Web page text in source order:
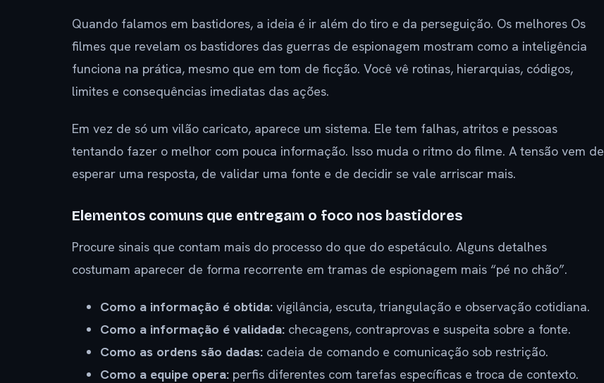
Quando falamos em bastidores, a ideia é ir além do tiro e da perseguição. Os melhores Os
filmes que revelam os bastidores das guerras de espionagem mostram como a inteligência
funciona na prática, mesmo que em tom de ficção. Você vê rotinas, hierarquias, códigos,
limites e consequências imediatas das ações.
Em vez de só um vilão caricato, aparece um sistema. Ele tem falhas, atritos e pessoas
tentando fazer o melhor com pouca informação. Isso muda o ritmo do filme. A tensão vem de
esperar uma resposta, de validar uma fonte e de decidir se vale arriscar mais.
Elementos comuns que entregam o foco nos bastidores
Procure sinais que contam mais do processo do que do espetáculo. Alguns detalhes
costumam aparecer de forma recorrente em tramas de espionagem mais “pé no chão”.
Como a informação é obtida: vigilância, escuta, triangulação e observação cotidiana.
Como a informação é validada: checagens, contraprovas e suspeita sobre a fonte.
Como as ordens são dadas: cadeia de comando e comunicação sob restrição.
Como a equipe opera: perfis diferentes com tarefas específicas e troca de contexto.